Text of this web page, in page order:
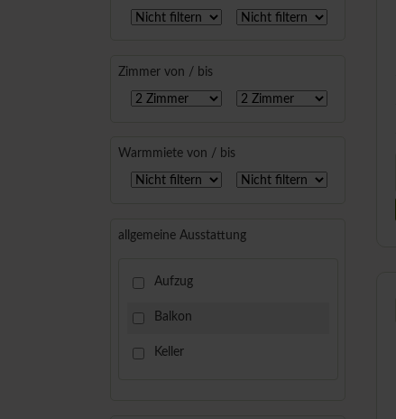
Zimmer von / bis
Warmmiete von / bis
allgemeine Ausstattung
Aufzug
Balkon
Keller